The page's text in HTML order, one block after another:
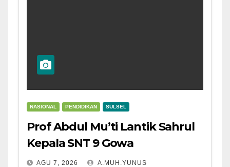
NASIONAL PENDIDIKAN SULSEL
Prof Abdul Mu’ti Lantik Sahrul
Kepala SNT 9 Gowa
AGU 7, 2026 A.MUH.YUNUS